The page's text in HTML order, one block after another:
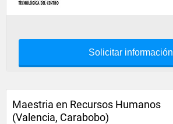
Solicitar información
Maestria en Recursos Humanos
(Valencia, Carabobo)